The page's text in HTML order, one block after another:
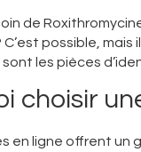
de
possible,
les pièces
choisir
en ligne offrent un